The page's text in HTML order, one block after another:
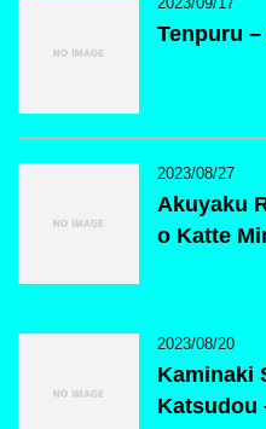
Tenpuru –
2023/08/27
Akuyaku
o Katte
2023/08/20
Kaminaki
Katsudou